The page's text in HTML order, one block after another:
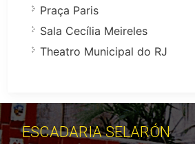
Praça Paris
Sala Cecília Meireles
Theatro Municipal do RJ
ESCADARIA SELARÓN